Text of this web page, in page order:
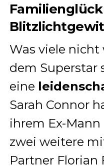
Was viele
dem Superstar
eine
Sarah Connor
ihrem Ex-
zwei weitere
Partner Florian